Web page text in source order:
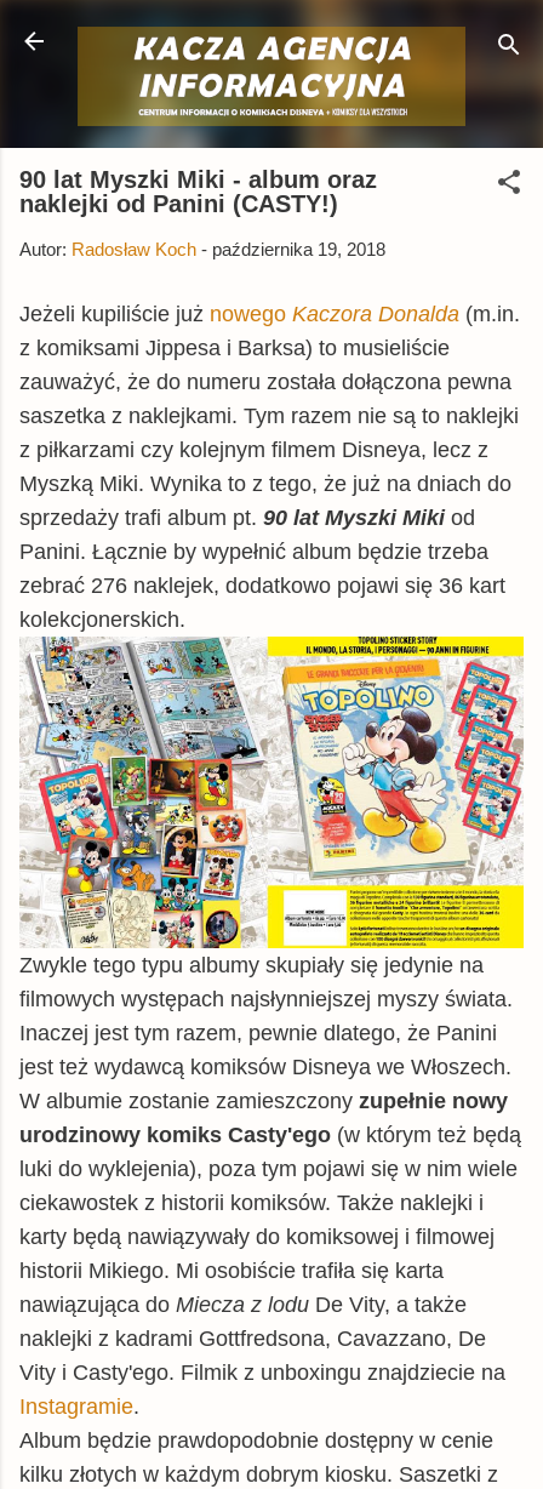
Przejdź do głównej zawartości
90 lat Myszki Miki - album oraz
naklejki od Panini (CASTY!)
Autor: Radosław Koch - października 19, 2018
Jeżeli kupiliście już nowego Kaczora Donalda (m.in.
z komiksami Jippesa i Barksa) to musieliście
zauważyć, że do numeru została dołączona pewna
saszetka z naklejkami. Tym razem nie są to naklejki
z piłkarzami czy kolejnym filmem Disneya, lecz z
Myszką Miki. Wynika to z tego, że już na dniach do
sprzedaży trafi album pt. 90 lat Myszki Mikiod
Panini. Łącznie by wypełnić album będzie trzeba
zebrać 276 naklejek, dodatkowo pojawi się 36 kart
kolekcjonerskich.
Zwykle tego typu albumy skupiały się jedynie na
filmowych występach najsłynniejszej myszy świata.
Inaczej jest tym razem, pewnie dlatego, że Panini
jest też wydawcą komiksów Disneya we Włoszech.
W albumie zostanie zamieszczony zupełnie nowy
urodzinowy komiks Casty'ego (w którym też będą
luki do wyklejenia), poza tym pojawi się w nim wiele
ciekawostek z historii komiksów. Także naklejki i
karty będą nawiązywały do komiksowej i filmowej
historii Mikiego. Mi osobiście trafiła się karta
nawiązująca do Miecza z lodu De Vity, a także
naklejki z kadrami Gottfredsona, Cavazzano, De
Vity i Casty'ego. Filmik z unboxingu znajdziecie na
Instagramie.
Album będzie prawdopodobnie dostępny w cenie
kilku złotych w każdym dobrym kiosku. Saszetki z